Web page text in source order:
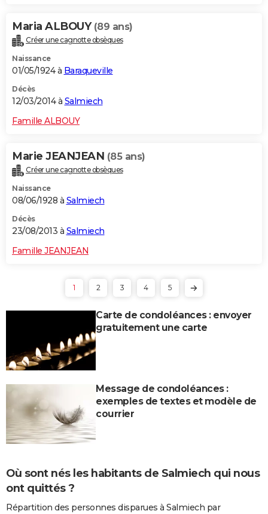
Maria ALBOUY (89 ans)
Créer une cagnotte obsèques
Naissance
01/05/1924 à Baraqueville
Décès
12/03/2014 à Salmiech
Famille ALBOUY
Marie JEANJEAN (85 ans)
Créer une cagnotte obsèques
Naissance
08/06/1928 à Salmiech
Décès
23/08/2013 à Salmiech
Famille JEANJEAN
1 2 3 4 5
Carte de condoléances : envoyer
gratuitement une carte
Message de condoléances :
exemples de textes et modèle de
courrier
Où sont nés les habitants de Salmiech qui nous
ont quittés ?
Répartition des personnes disparues à Salmiech par